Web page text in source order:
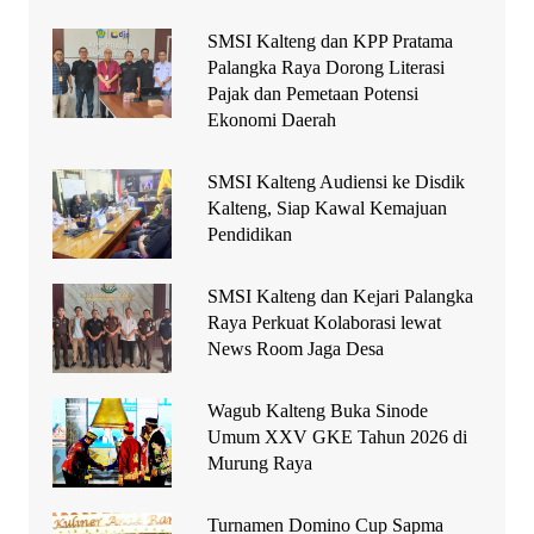
SMSI Kalteng dan KPP Pratama
Palangka Raya Dorong Literasi
Pajak dan Pemetaan Potensi
Ekonomi Daerah
SMSI Kalteng Audiensi ke Disdik
Kalteng, Siap Kawal Kemajuan
Pendidikan
SMSI Kalteng dan Kejari Palangka
Raya Perkuat Kolaborasi lewat
News Room Jaga Desa
Wagub Kalteng Buka Sinode
Umum XXV GKE Tahun 2026 di
Murung Raya
Turnamen Domino Cup Sapma